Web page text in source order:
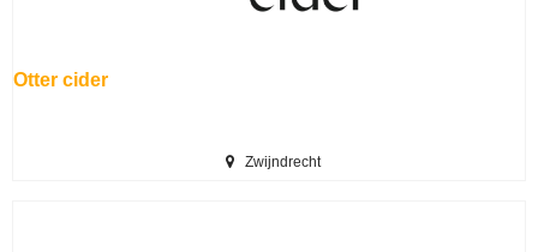
Otter cider
Zwijndrecht